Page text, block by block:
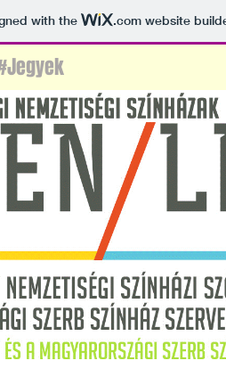
with the .comwebsite
20-27.\\